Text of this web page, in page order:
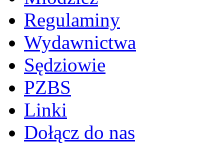
Regulaminy
Wydawnictwa
Sędziowie
PZBS
Linki
Dołącz do nas